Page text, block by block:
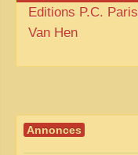
MUSÉES
Editions P.C. Paris
Van Hen
Annonces